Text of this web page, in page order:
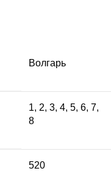
Волгарь
1, 2, 3, 4, 5, 6, 7,
8
520